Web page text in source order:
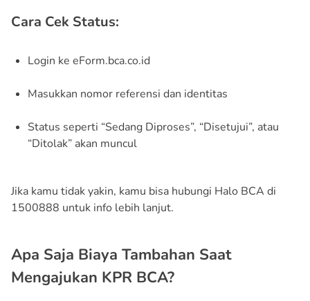
Cara Cek Status:
Login ke eForm.bca.co.id
Masukkan nomor referensi dan identitas
Status seperti “Sedang Diproses”, “Disetujui”, atau
“Ditolak” akan muncul
Jika kamu tidak yakin, kamu bisa hubungi Halo BCA di
1500888 untuk info lebih lanjut.
Apa Saja Biaya Tambahan Saat
Mengajukan KPR BCA?